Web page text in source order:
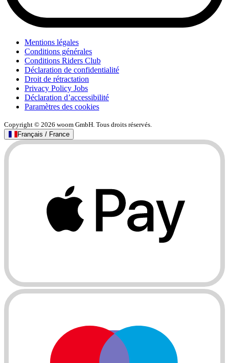
Mentions légales
Conditions générales
Conditions Riders Club
Déclaration de confidentialité
Droit de rétractation
Privacy Policy Jobs
Déclaration d’accessibilité
Paramètres des cookies
Copyright © 2026 woom GmbH. Tous droits réservés.
Français / France